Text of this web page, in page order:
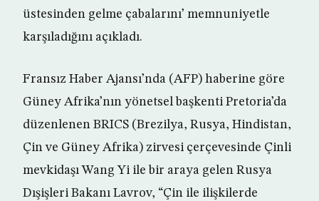
üstesinden gelme çabalarını’ memnuniyetle
karşıladığını açıkladı.
Fransız Haber Ajansı’nda (AFP) haberine göre
Güney Afrika’nın yönetsel başkenti Pretoria’da
düzenlenen BRICS (Brezilya, Rusya, Hindistan,
Çin ve Güney Afrika) zirvesi çerçevesinde Çinli
mevkidaşı Wang Yi ile bir araya gelen Rusya
Dışişleri Bakanı Lavrov, “Çin ile ilişkilerde